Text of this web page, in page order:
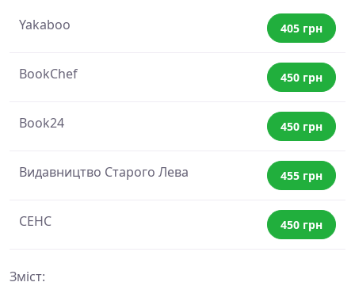
Yakaboo 405 грн
BookChef 450 грн
Book24 450 грн
Видавництво Старого Лева 455 грн
СЕНС 450 грн
Зміст: